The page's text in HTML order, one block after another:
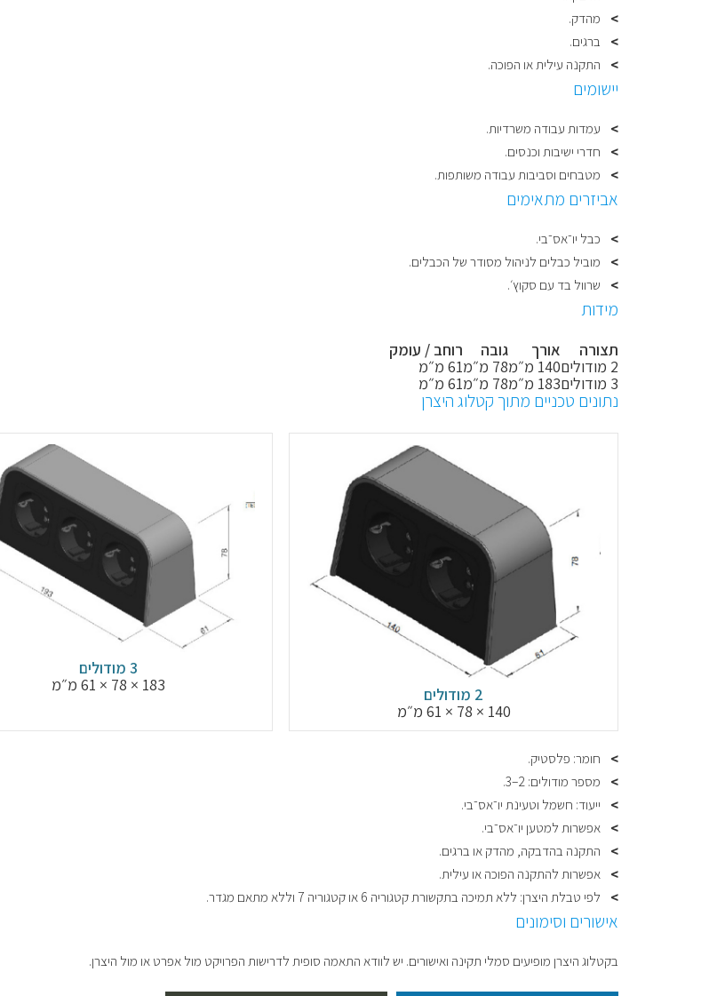
מהדק.
ברגים.
התקנה עילית או הפוכה.
יישומים
עמדות עבודה משרדיות.
חדרי ישיבות וכנסים.
מטבחים וסביבות עבודה משותפות.
אביזרים מתאימים
כבל יו־אס־בי.
מוביל כבלים לניהול מסודר של הכבלים.
שרוול בד עם סקוץ׳.
מידות
תצורה אורך גובה
רוחב / עומק
2 מודולים
140 מ״מ 78 מ״מ
61 מ״מ
3 מודולים
183 מ״מ 78 מ״מ 61 מ״מ
נתונים טכניים מתוך קטלוג היצרן
2 מודולים
140 × 78 × 61 מ״מ
3 מודולים
183 × 78 × 61 מ״מ
חומר: פלסטיק.
מספר מודולים: 2–3.
ייעוד: חשמל וטעינת יו־אס־בי.
אפשרות למטען יו־אס־בי.
התקנה בהדבקה, מהדק או ברגים.
אפשרות להתקנה הפוכה או עילית.
לפי טבלת היצרן: ללא תמיכה בתקשורת קטגוריה 6 או קטגוריה 7 וללא מתאם מגדר.
אישורים וסימונים
בקטלוג היצרן מופיעים סמלי תקינה ואישורים. יש לוודא התאמה סופית לדרישות הפרויקט מול אפרט או מול היצרן.